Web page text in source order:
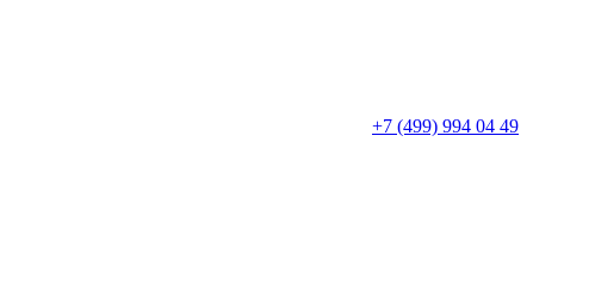
+7 (499) 994 04 49